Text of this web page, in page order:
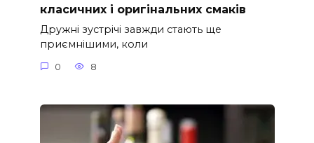
класичних і оригінальних смаків
Дружні зустрічі завжди стають ще
приємнішими, коли
0 8